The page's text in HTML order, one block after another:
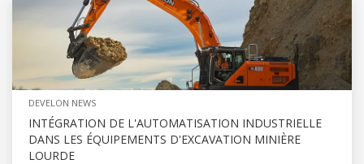
DEVELON NEWS
INTÉGRATION DE L'AUTOMATISATION INDUSTRIELLE
DANS LES ÉQUIPEMENTS D'EXCAVATION MINIÈRE
LOURDE